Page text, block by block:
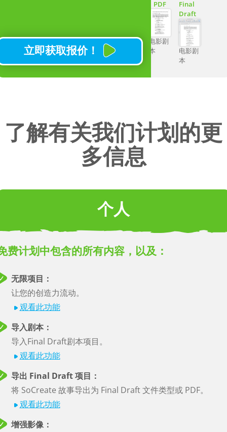
立即获取报价！
PDF
电影剧
本
Final
Draft
电影剧
本
了解有关我们计划的更
多信息
个人
费计划中包含的所有内容，以及：
无限项目：
让您的创造力流动。
观看此功能
导入剧本：
导入Final Draft剧本项目。
观看此功能
导出 Final Draft 项目：
将 SoCreate 故事导出为 Final Draft 文件类型或 PDF。
观看此功能
增强影像：
立即获取报价！
无限的项目，并访
问从任何设备编写
专业剧本所需的一
访问 SoCreate 的
板，供主要账户持
有人查看和管理所
有已连接账户的工
PDF
了解有关我们计划的更
多信息